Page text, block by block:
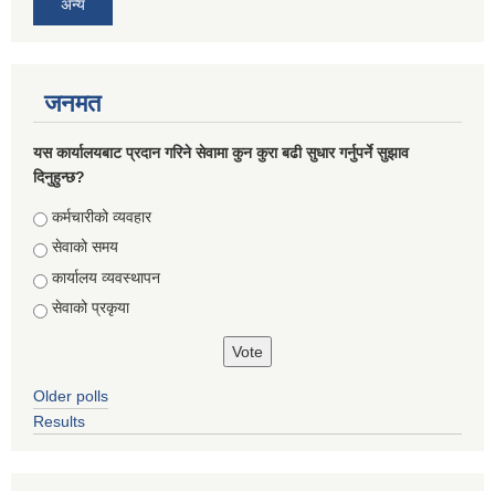
अन्य
जनमत
यस कार्यालयबाट प्रदान गरिने सेवामा कुन कुरा बढी सुधार गर्नुपर्ने सुझाव
दिनुहुन्छ?
Choices
कर्मचारीको व्यवहार
सेवाको समय
कार्यालय व्यवस्थापन
सेवाको प्रकृया
Older polls
Results